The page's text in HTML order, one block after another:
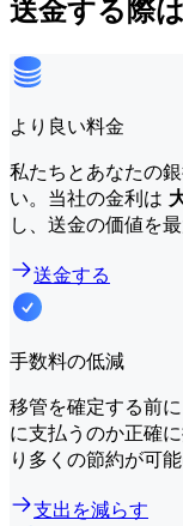
送金する際
より良い料金
私たちとあなたの
い。当社の金利は
し、送金の価値を最
送金する
手数料の低減
移管を確定する前に
に支払うのか正確
り多くの節約が可能
支出を減らす